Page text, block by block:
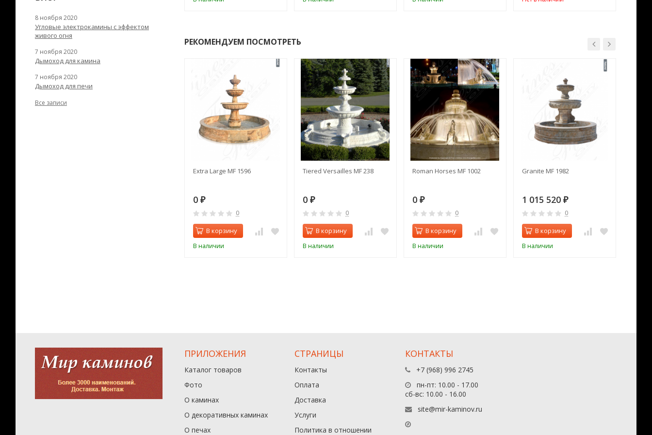
РЕКОМЕНДУЕМ ПОСМОТРЕТЬ
Extra Large MF 1596
0 ₽
0
В корзину
В наличии
Tiered Versailles MF 238
0 ₽
0
В корзину
В наличии
Roman Horses MF 1002
0 ₽
0
В корзину
В наличии
Granite MF 1982
1 015 520 ₽
0
В корзину
В наличии
8 ноября 2020
Угловые электрокамины с эффектом
живого огня
7 ноября 2020
Дымоход для камина
7 ноября 2020
Дымоход для печи
Все записи
ПРИЛОЖЕНИЯ
Каталог товаров
Фото
О каминах
О декоративных каминах
О печах
СТРАНИЦЫ
Контакты
Оплата
Доставка
Услуги
Политика в отношении
КОНТАКТЫ
+7 (968) 996 2745
пн-пт: 10.00 - 17.00
сб-вс: 10.00 - 16.00
site@mir-kaminov.ru